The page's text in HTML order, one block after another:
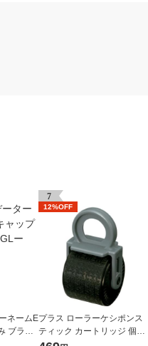
ネームE
ブラッ
7
12%OFF
プラス ローラーケシポンス
ティック カートリッジ 個人